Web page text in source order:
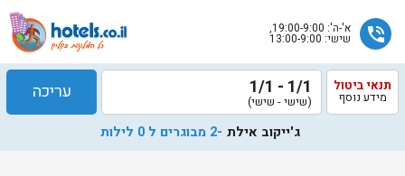
phone_in_talk א'-ה': 19:00-9:00,
שישי: 13:00-9:00
תנאי ביטול
מידע נוסף 1/1 - 1/1
(שישי - שישי) עריכה
ג'ייקוב אילת -2 מבוגרים ל 0 לילות